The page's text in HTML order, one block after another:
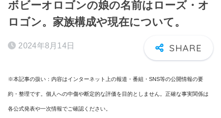
ボビーオロゴンの娘の名前はローズ・オ
ロゴン。家族構成や現在について。
2024年8月14日
※本記事の扱い：内容はインターネット上の報道・番組・SNS等の公開情報の要
約・整理です。個人への中傷や断定的な評価を目的としません。正確な事実関係は
各公式発表や一次情報でご確認ください。